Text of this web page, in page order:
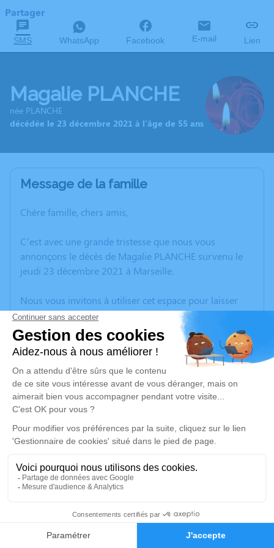
Faire-part Hommages
Partager
SMS WhatsApp Facebook E-mail Lien
Magalie PLANCHE
née PLANCHE
décédée le 23 décembre 2021 à l'âge de 55 ans
Message de la famille
Chère famille, chers amis,
C’est avec une grande tristesse que nous vous
annonçons le décès de Magalie PLANCHE survenu le
jeudi 23 décembre 2021 à Marseille.
Nous vous invitons à utiliser cet espace pour laisser
vos condoléances, partager des photos souvenirs, une
anecdote ou exprimer vos pensées à travers des
poèmes ou des textes. Cet endroit est un lieu
d'expression dédié à honorer la mémoire de Magalie
PLANCHE.
Un service de plantation d’arbre hommage est
disponible ici.
Je rends hommage
Cérémonie civile
Crématorium de Provence et Parc Mémorial
de Provence d'Aix-en-Provence